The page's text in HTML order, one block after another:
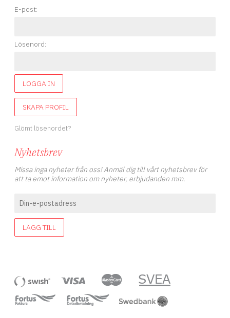
E-post:
Lösenord:
LOGGA IN
SKAPA PROFIL
Glömt lösenordet?
Nyhetsbrev
Missa inga nyheter från oss! Anmäl dig till vårt nyhetsbrev för
att ta emot information om nyheter, erbjudanden mm.
LÄGG TILL